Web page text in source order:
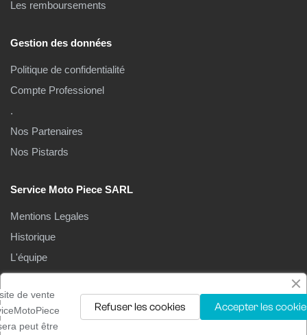
Les remboursements
Gestion des données
Politique de confidentialité
Compte Professionel
.
Nos Partenaires
Nos Pistards
Service Moto Piece SARL
Mentions Legales
Historique
L'équipe
de vente
peut être
Accepter les
Refuser les cookies